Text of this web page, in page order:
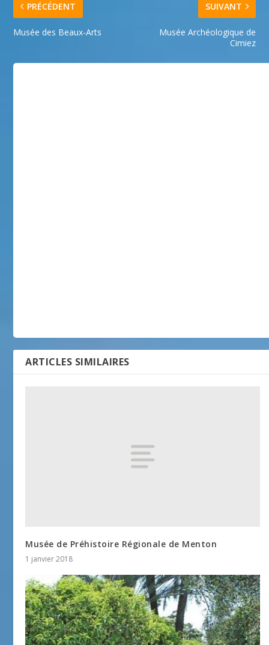
PRÉCÉDENT
Musée des Beaux-Arts
SUIVANT
Musée Archéologique de
Cimiez
ARTICLES SIMILAIRES
Musée de Préhistoire Régionale de Menton
1 janvier 2018